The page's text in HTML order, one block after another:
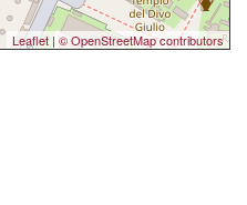
Leaflet | © OpenStreetMap contributors